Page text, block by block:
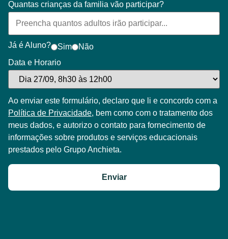
Quantas crianças da familia vão participar?
Já é Aluno? Sim
Não
Data e Horario
Ao enviar este formulário, declaro que li e concordo com a
Política de Privacidade, bem como com o tratamento dos
meus dados, e autorizo o contato para fornecimento de
informações sobre produtos e serviços educacionais
prestados pelo Grupo Anchieta.
Enviar